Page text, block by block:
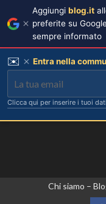
Chi siamo –
Aggiungi blog.it
preferite su
sempre informato
✉️ Entra nella
Clicca qui per inserire i tuoi dati